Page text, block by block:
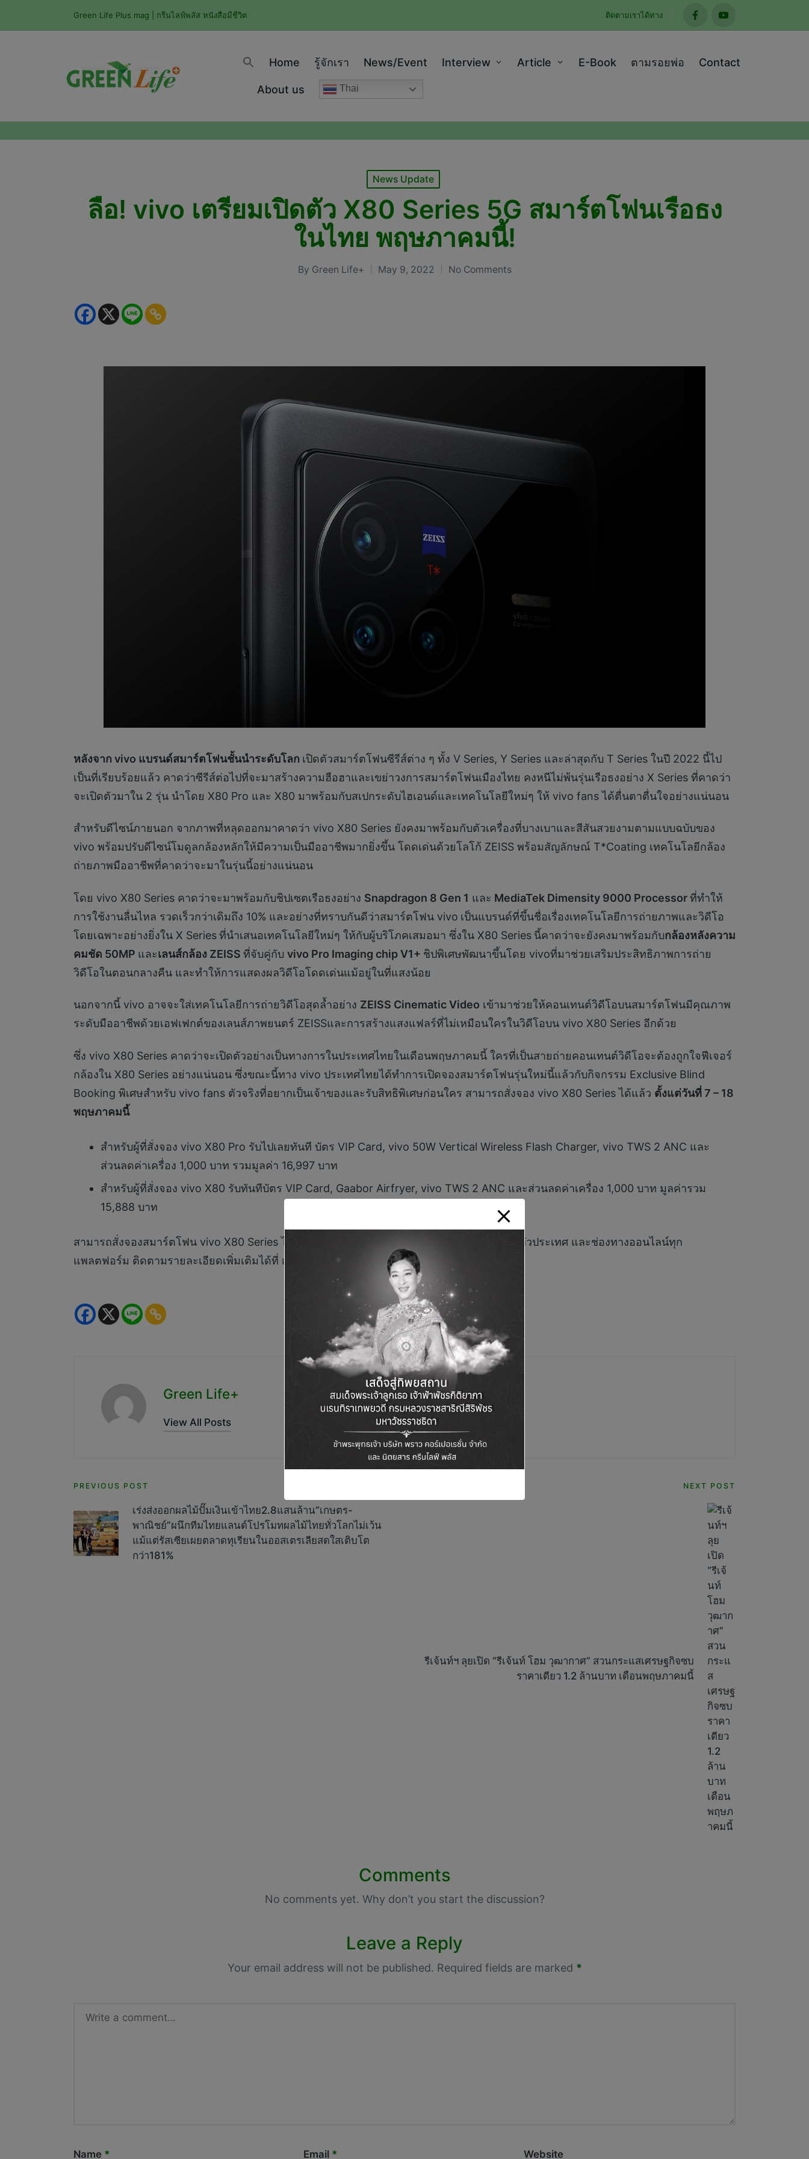
Green Life Plus mag | กรีนไลฟ์พลัส หนังสือมีชีวิต ติดตามเราได้ทาง
facebookyoutube
Home รู้จักเรา News/Event Interview Article E-Book ตามรอยพ่อ Contact
About us Thai
Posted
News Update
ลือ! vivo เตรียมเปิดตัว X80 Series 5G สมาร์ตโฟนเรือธง
ในไทย พฤษภาคมนี้!
Posted
By Green Life+ May 9, 2022 No Comments
หลังจากvivo แบรนด์สมาร์ตโฟนชั้นนำระดับโลก เปิดตัวสมาร์ตโฟนซีรีส์ต่าง ๆ ทั้ง V Series, Y Series และล่าสุดกับ T Series ในปี 2022 นี้ไป
เป็นที่เรียบร้อยแล้ว คาดว่าซีรีส์ต่อไปที่จะมาสร้างความฮือฮาและเขย่าวงการสมาร์ตโฟนเมืองไทย คงหนีไม่พ้นรุ่นเรือธงอย่าง X Series ที่คาดว่า
จะเปิดตัวมาใน 2 รุ่น นำโดย X80 Pro และ X80 มาพร้อมกับสเปกระดับไฮเอนด์และเทคโนโลยีใหม่ๆ ให้ vivo fans ได้ตื่นตาตื่นใจอย่างแน่นอน
สำหรับดีไซน์ภายนอก จากภาพที่หลุดออกมาคาดว่า vivo X80 Series ยังคงมาพร้อมกับตัวเครื่องที่บางเบาและสีสันสวยงามตามแบบฉบับของ
vivo พร้อมปรับดีไซน์โมดูลกล้องหลักให้มีความเป็นมืออาชีพมากยิ่งขึ้น โดดเด่นด้วยโลโก้ ZEISS พร้อมสัญลักษณ์ T*Coating เทคโนโลยีกล้อง
ถ่ายภาพมืออาชีพที่คาดว่าจะมาในรุ่นนี้อย่างแน่นอน
โดย vivo X80 Series คาดว่าจะมาพร้อมกับชิปเซตเรือธงอย่าง Snapdragon 8 Gen 1 และ MediaTek Dimensity 9000 Processorที่ทำให้
การใช้งานลื่นไหล รวดเร็วกว่าเดิมถึง 10% และอย่างที่ทราบกันดีว่าสมาร์ตโฟน vivo เป็นแบรนด์ที่ขึ้นชื่อเรื่องเทคโนโลยีการถ่ายภาพและวิดีโอ
โดยเฉพาะอย่างยิ่งใน X Seriesที่นำเสนอเทคโนโลยีใหม่ๆ ให้กับผู้บริโภคเสมอมา ซึ่งใน X80 Series นี้คาดว่าจะยังคงมาพร้อมกับกล้องหลังความ
คมชัด 50MP และเลนส์กล้อง ZEISS ที่จับคู่กับ vivo Pro Imaging chip V1+ ชิปพิเศษพัฒนาขึ้นโดย vivoที่มาช่วยเสริมประสิทธิภาพการถ่าย
วิดีโอในตอนกลางคืน และทำให้การแสดงผลวิดีโอโดดเด่นแม้อยู่ในที่แสงน้อย
นอกจากนี้ vivo อาจจะใส่เทคโนโลยีการถ่ายวิดีโอสุดล้ำอย่าง ZEISS Cinematic Video เข้ามาช่วยให้คอนเทนต์วิดีโอบนสมาร์ตโฟนมีคุณภาพ
ระดับมืออาชีพด้วยเอฟเฟกต์ของเลนส์ภาพยนตร์ ZEISSและการสร้างแสงแฟลร์ที่ไม่เหมือนใครในวิดีโอบน vivo X80 Series อีกด้วย
ซึ่ง vivo X80 Series คาดว่าจะเปิดตัวอย่างเป็นทางการในประเทศไทยในเดือนพฤษภาคมนี้ ใครที่เป็นสายถ่ายคอนเทนต์วิดีโอจะต้องถูกใจฟีเจอร์
กล้องใน X80 Series อย่างแน่นอน ซึ่งขณะนี้ทาง vivo ประเทศไทยได้ทำการเปิดจองสมาร์ตโฟนรุ่นใหม่นี้แล้วกับกิจกรรม Exclusive Blind
Booking พิเศษสำหรับ vivo fans ตัวจริงที่อยากเป็นเจ้าของและรับสิทธิพิเศษก่อนใคร สามารถสั่งจอง vivo X80 Series ได้แล้ว ตั้งแต่วันที่7 – 18
พฤษภาคมนี้
สำหรับผู้ที่สั่งจอง vivo X80 Pro รับไปเลยทันที บัตร VIP Card, vivo 50W Vertical Wireless Flash Charger, vivo TWS 2 ANC และ
ส่วนลดค่าเครื่อง 1,000 บาท รวมมูลค่า 16,997 บาท
สำหรับผู้ที่สั่งจอง vivo X80 รับทันทีบัตร VIP Card, Gaabor Airfryer, vivo TWS 2 ANC และส่วนลดค่าเครื่อง 1,000 บาท มูลค่ารวม
15,888 บาท
สามารถสั่งจองสมาร์ตโฟน vivo X80 Series ได้ทาง vivo Brandshop ทุกสาขา, ตัวแทนจำหน่ายทั่วประเทศ และช่องทางออนไลน์ทุก
แพลตฟอร์ม ติดตามรายละเอียดเพิ่มเติมได้ที่ เฟซบุ๊ก vivo Thailand
Green Life+
View All Posts
Post
navigation
PREVIOUS POST
เร่งส่งออกผลไม้ปั๊มเงินเข้าไทย2.8แสนล้าน“เกษตร-
พาณิชย์”ผนึกทีมไทยแลนด์โปรโมทผลไม้ไทยทั่วโลกไม่เว้น
แม้แต่รัสเซียเผยตลาดทุเรียนในออสเตรเลียสดใสเติบโต
กว่า181%
NEXT POST
รีเจ้นท์ฯ ลุยเปิด “รีเจ้นท์ โฮม วุฒากาศ” สวนกระแสเศรษฐกิจซบ
ราคาเดียว 1.2 ล้านบาท เดือนพฤษภาคมนี้
Comments
No comments yet. Why don’t you start the discussion?
Leave a Reply
Your email address will not be published. Required fields are marked *
Name * Email * Website